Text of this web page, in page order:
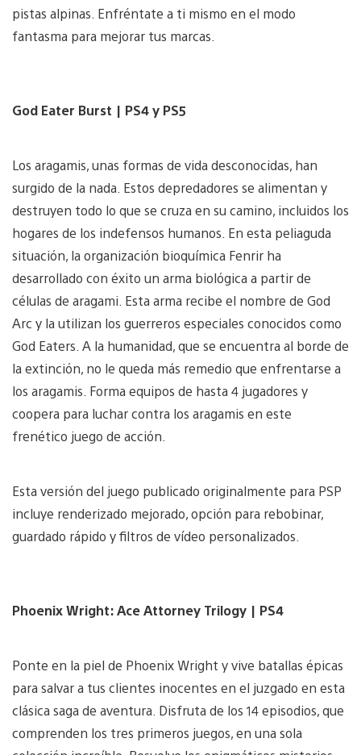
pistas alpinas. Enfréntate a ti mismo en el modo
fantasma para mejorar tus marcas.
God Eater Burst | PS4 y PS5
Los aragamis, unas formas de vida desconocidas, han
surgido de la nada. Estos depredadores se alimentan y
destruyen todo lo que se cruza en su camino, incluidos los
hogares de los indefensos humanos. En esta peliaguda
situación, la organización bioquímica Fenrir ha
desarrollado con éxito un arma biológica a partir de
células de aragami. Esta arma recibe el nombre de God
Arc y la utilizan los guerreros especiales conocidos como
God Eaters. A la humanidad, que se encuentra al borde de
la extinción, no le queda más remedio que enfrentarse a
los aragamis. Forma equipos de hasta 4 jugadores y
coopera para luchar contra los aragamis en este
frenético juego de acción.
Esta versión del juego publicado originalmente para PSP
incluye renderizado mejorado, opción para rebobinar,
guardado rápido y filtros de vídeo personalizados.
Phoenix Wright: Ace Attorney Trilogy | PS4
Ponte en la piel de Phoenix Wright y vive batallas épicas
para salvar a tus clientes inocentes en el juzgado en esta
clásica saga de aventura. Disfruta de los 14 episodios, que
comprenden los tres primeros juegos, en una sola